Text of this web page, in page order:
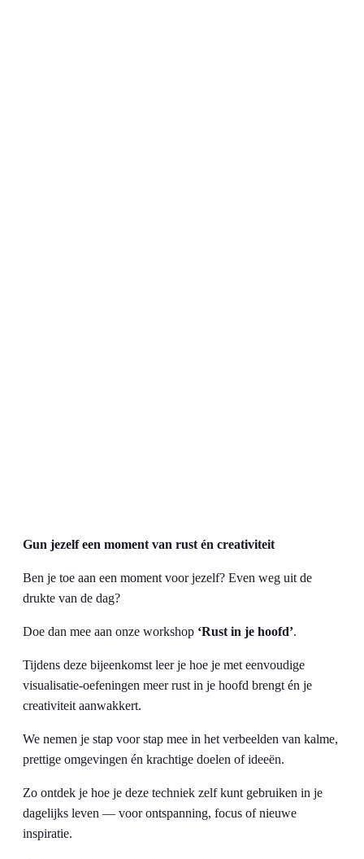
Gun jezelf een moment van rust én creativiteit
Ben je toe aan een moment voor jezelf? Even weg uit de
drukte van de dag?
Doe dan mee aan onze workshop ‘Rust in je hoofd’.
Tijdens deze bijeenkomst leer je hoe je met eenvoudige
visualisatie-oefeningen meer rust in je hoofd brengt én je
creativiteit aanwakkert.
We nemen je stap voor stap mee in het verbeelden van kalme,
prettige omgevingen én krachtige doelen of ideeën.
Zo ontdek je hoe je deze techniek zelf kunt gebruiken in je
dagelijks leven — voor ontspanning, focus of nieuwe
inspiratie.